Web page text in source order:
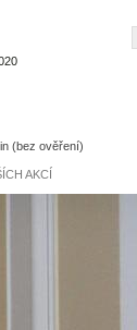
(bez ověření)
AKCÍ